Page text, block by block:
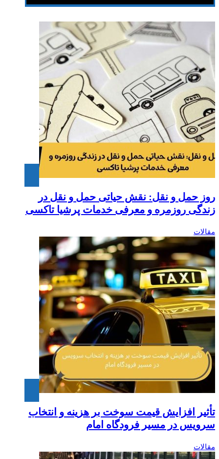
روز حمل و نقل: نقش حیاتی حمل و نقل در
زندگی روزمره و معرفی خدمات پرشیا تاکسی
مقالات
تأثیر افزایش قیمت سوخت بر هزینه و انتخاب
سرویس در مسیر فرودگاه امام
مقالات